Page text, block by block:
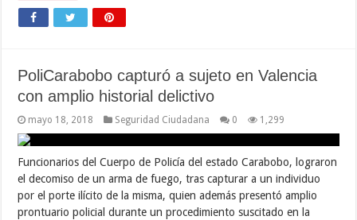
PoliCarabobo capturó a sujeto en Valencia
con amplio historial delictivo
mayo 18, 2018 Seguridad Ciudadana 0 1,299
Funcionarios del Cuerpo de Policía del estado Carabobo, lograron
el decomiso de un arma de fuego, tras capturar a un individuo
por el porte ilícito de la misma, quien además presentó amplio
prontuario policial durante un procedimiento suscitado en la